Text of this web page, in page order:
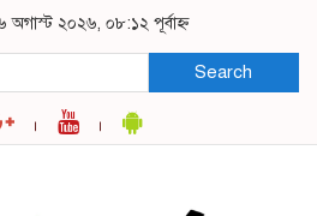
অগাস্ট ২০২৬, ০৮:১২ পূর্বাহ্ন
Search